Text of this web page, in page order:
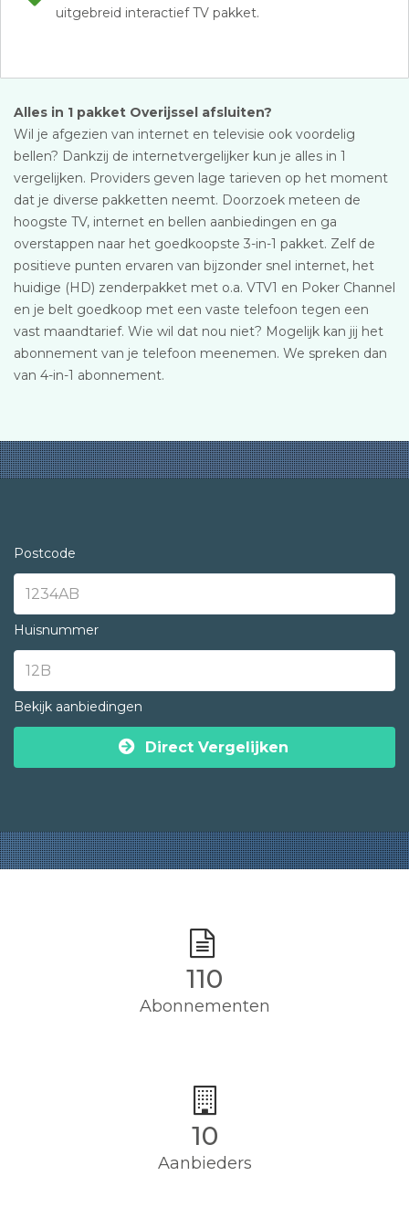
uitgebreid interactief TV pakket.
Alles in 1 pakket Overijssel afsluiten?
Wil je afgezien van internet en televisie ook voordelig
bellen? Dankzij de internetvergelijker kun je alles in 1
vergelijken. Providers geven lage tarieven op het moment
dat je diverse pakketten neemt. Doorzoek meteen de
hoogste TV, internet en bellen aanbiedingen en ga
overstappen naar het goedkoopste 3-in-1 pakket. Zelf de
positieve punten ervaren van bijzonder snel internet, het
huidige (HD) zenderpakket met o.a. VTV1 en Poker Channel
en je belt goedkoop met een vaste telefoon tegen een
vast maandtarief. Wie wil dat nou niet? Mogelijk kan jij het
abonnement van je telefoon meenemen. We spreken dan
van 4-in-1 abonnement.
Postcode
Huisnummer
Bekijk aanbiedingen
Direct Vergelijken
110
Abonnementen
10
Aanbieders